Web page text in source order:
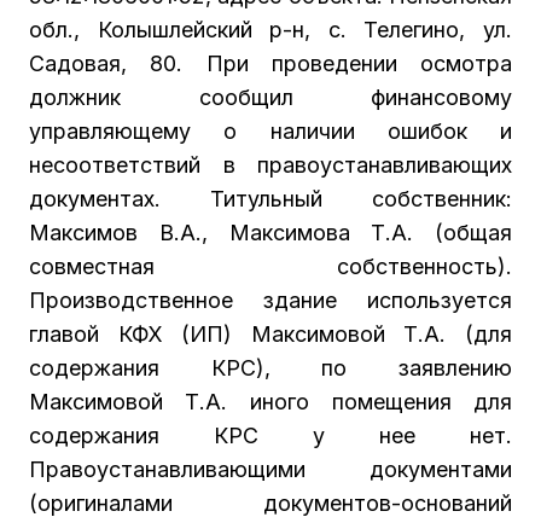
обл., Колышлейский р-н, с. Телегино, ул.
Садовая, 80. При проведении осмотра
должник сообщил финансовому
управляющему о наличии ошибок и
несоответствий в правоустанавливающих
документах. Титульный собственник:
Максимов В.А., Максимова Т.А. (общая
совместная собственность).
Производственное здание используется
главой КФХ (ИП) Максимовой Т.А. (для
содержания КРС), по заявлению
Максимовой Т.А. иного помещения для
содержания КРС у нее нет.
Правоустанавливающими документами
(оригиналами документов-оснований